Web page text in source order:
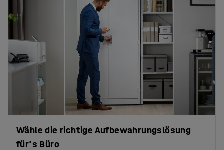
Wähle die richtige Aufbewahrungslösung
für's Büro